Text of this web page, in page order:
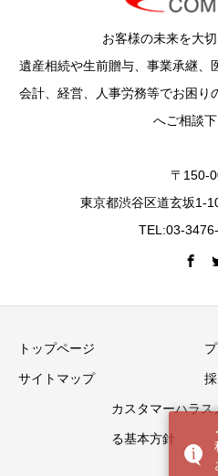
お客様の未来を大
遺産相続や生前贈与、事業承継、
会計、経営、人事労務等でお困り
へご相談下
〒150-
東京都渋谷区道玄坂1-
TEL:03-
トップページ
サイトマップ
カスタマーハラス
る基本方針